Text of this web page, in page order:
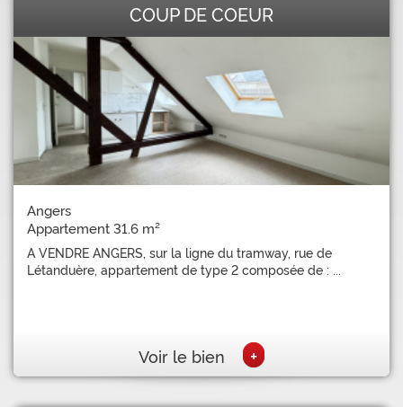
COUP DE COEUR
Angers
Appartement 31.6 m²
A VENDRE ANGERS, sur la ligne du tramway, rue de
Létanduère, appartement de type 2 composée de : ...
Voir le bien +